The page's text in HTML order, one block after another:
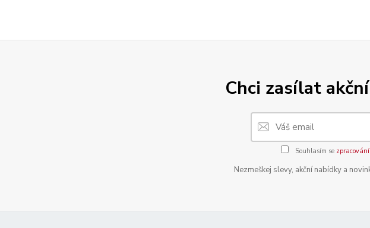
Chci zasílat
Souhlasím se
Nezmeškej slevy, akční nabídky a